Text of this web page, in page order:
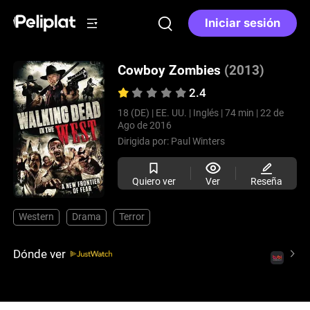
Iniciar sesión
Cowboy Zombies (2013)
2.4
18 (DE) | EE. UU. | Inglés | 74 min | 22 de
Ago de 2016
Dirigida por: Paul Winters
Quiero ver Ver Reseña
Western Drama Terror
Dónde ver